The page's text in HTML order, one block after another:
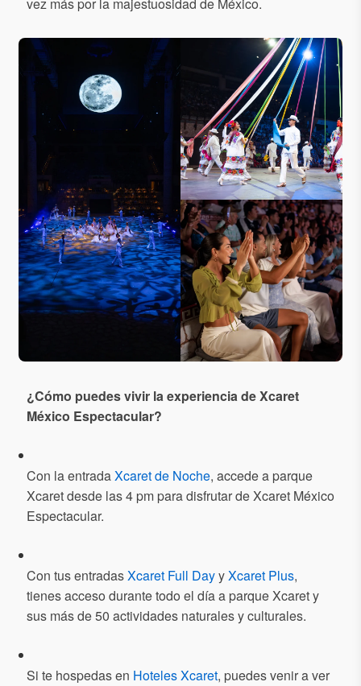
¿Cómo puedes vivir la experiencia de Xcaret
México Espectacular?
Con la entradaXcaret de Noche, accede a parque
Xcaret desde las 4 pm para disfrutar de Xcaret México
Espectacular.
Con tus entradasXcaret Full DayyXcaret Plus,
tienes acceso durante todo el día a parque Xcaret y
sus más de 50 actividades naturales y culturales.
Si te hospedas en Hoteles Xcaret, puedes venir a ver